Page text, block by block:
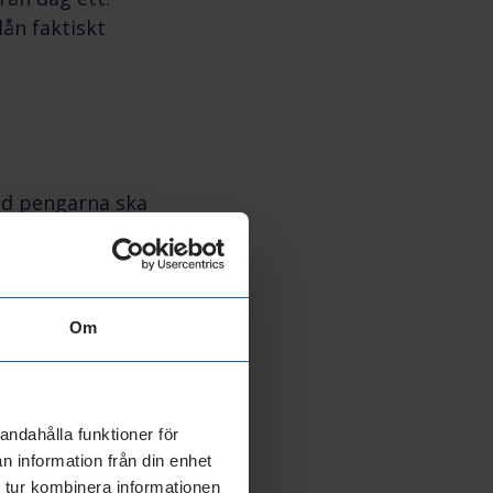
Om
funktioner för
information från din enhet
kombinera informationen
faktiskt
pengarna ska
lösningar,
förvarning.
Tillgång till